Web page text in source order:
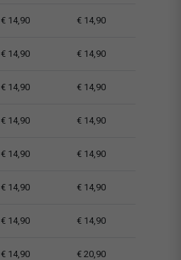
€ 14,90 € 14,90
€ 14,90 € 14,90
€ 14,90 € 14,90
€ 14,90 € 14,90
€ 14,90 € 14,90
€ 14,90 € 14,90
€ 14,90 € 14,90
€ 14,90 € 20,90